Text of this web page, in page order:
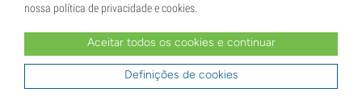
5 Agosto 2021
Malaguetas picantes e a escala
nossa política de privacidade e cookies.
Aceitar todos os cookies e continuar
Definições de cookies